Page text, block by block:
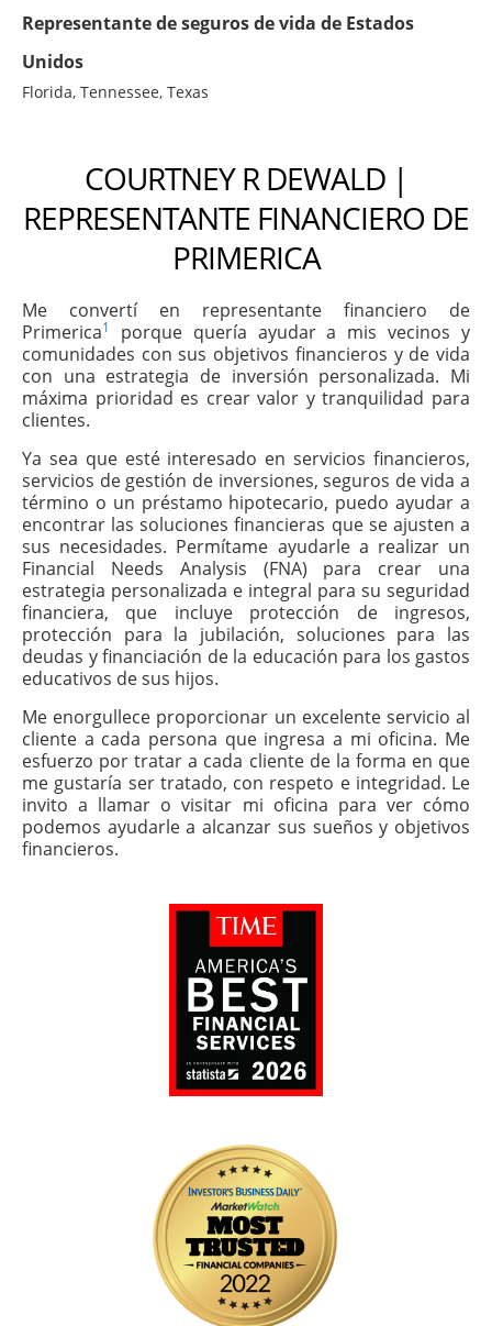
Representante de seguros de vida de Estados
Unidos
Florida, Tennessee, Texas
COURTNEY R DEWALD |
REPRESENTANTE FINANCIERO DE
PRIMERICA
Me convertí en representante financiero de
Primerica1
porque quería ayudar a mis vecinos y
comunidades con sus objetivos financieros y de vida
con una estrategia de inversión personalizada. Mi
máxima prioridad es crear valor y tranquilidad para
clientes.
Ya sea que esté interesado en servicios financieros,
servicios de gestión de inversiones, seguros de vida a
término o un préstamo hipotecario, puedo ayudar a
encontrar las soluciones financieras que se ajusten a
sus necesidades. Permítame ayudarle a realizar un
Financial Needs Analysis (FNA) para crear una
estrategia personalizada e integral para su seguridad
financiera, que incluye protección de ingresos,
protección para la jubilación, soluciones para las
deudas y financiación de la educación para los gastos
educativos de sus hijos.
Me enorgullece proporcionar un excelente servicio al
cliente a cada persona que ingresa a mi oficina. Me
esfuerzo por tratar a cada cliente de la forma en que
me gustaría ser tratado, con respeto e integridad. Le
invito a llamar o visitar mi oficina para ver cómo
podemos ayudarle a alcanzar sus sueños y objetivos
financieros.